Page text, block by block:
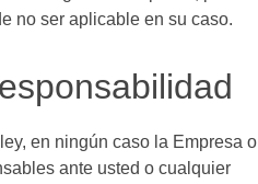
no ser aplicable en su caso.
en ningún caso la Empresa o
ante usted o cualquier